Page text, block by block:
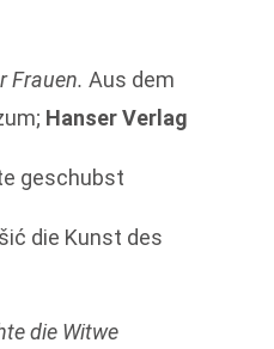
Frauen. Aus dem
Hanser Verlag
geschubst
die Kunst des
die Witwe